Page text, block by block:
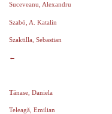
Suceveanu, Alexandru
Szabó, A. Katalin
Szaktilla, Sebastian
←
Tănase, Daniela
Teleagă, Emilian